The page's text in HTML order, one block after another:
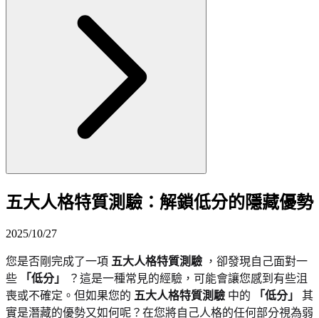
五大人格特質測驗：解鎖低分的隱藏優勢
2025/10/27
您是否剛完成了一項 五大人格特質測驗 ，卻發現自己面對一
些
「低分」
？這是一種常見的經驗，可能會讓您感到有些沮
喪或不確定。但如果您的 五大人格特質測驗 中的 「低分」
其
實是潛藏的優勢又如何呢？在您將自己人格的任何部分視為弱